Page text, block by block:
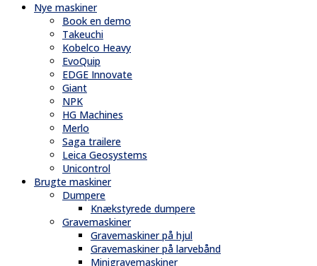
Nye maskiner
Book en demo
Takeuchi
Kobelco Heavy
EvoQuip
EDGE Innovate
Giant
NPK
HG Machines
Merlo
Saga trailere
Leica Geosystems
Unicontrol
Brugte maskiner
Dumpere
Knækstyrede dumpere
Gravemaskiner
Gravemaskiner på hjul
Gravemaskiner på larvebånd
Minigravemaskiner